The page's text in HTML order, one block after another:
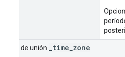
Campo de unión _time_zone